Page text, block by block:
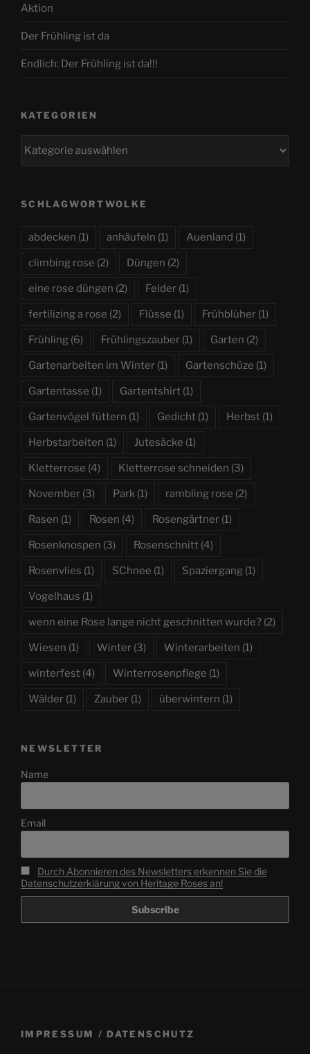
Aktion
Der Frühling ist da
Endlich: Der Frühling ist da!!!
KATEGORIEN
SCHLAGWORTWOLKE
abdecken (1) anhäufeln (1) Auenland (1)
climbing rose (2) Düngen (2)
eine rose düngen (2) Felder (1)
fertilizing a rose (2) Flüsse (1) Frühblüher (1)
Frühling (6) Frühlingszauber (1) Garten (2)
Gartenarbeiten im Winter (1) Gartenschüze (1)
Gartentasse (1) Gartentshirt (1)
Gartenvögel füttern (1) Gedicht (1) Herbst (1)
Herbstarbeiten (1) Jutesäcke (1)
Kletterrose (4) Kletterrose schneiden (3)
November (3) Park (1) rambling rose (2)
Rasen (1) Rosen (4) Rosengärtner (1)
Rosenknospen (3) Rosenschnitt (4)
Rosenvlies (1) SChnee (1) Spaziergang (1)
Vogelhaus (1)
wenn eine Rose lange nicht geschnitten wurde? (2)
Wiesen (1) Winter (3) Winterarbeiten (1)
winterfest (4) Winterrosenpflege (1)
Wälder (1) Zauber (1) überwintern (1)
NEWSLETTER
Name
Email
Durch Abonnieren des Newsletters erkennen Sie die
Datenschutzerklärung von Heritage Roses an!
IMPRESSUM / DATENSCHUTZ